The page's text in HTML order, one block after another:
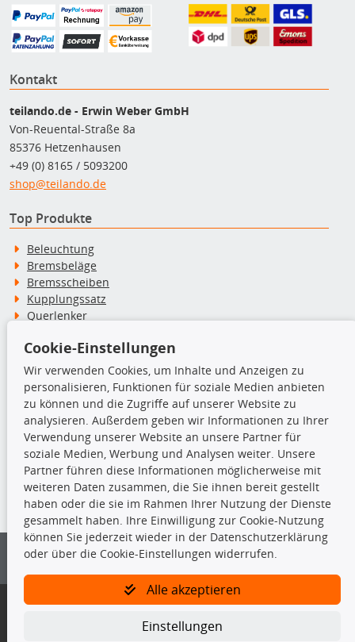
Kontakt
teilando.de - Erwin Weber GmbH
Von-Reuental-Straße 8a
85376 Hetzenhausen
+49 (0) 8165 / 5093200
shop@teilando.de
Top Produkte
Beleuchtung
Bremsbeläge
Bremsscheiben
Kupplungssatz
Querlenker
Stoßdämpfer
TecDoc Inside
Die hier angezeigten Daten insbesondere die gesamte Datenbank dürfen
nicht kopiert werden.
Es ist zu unterlassen, die Daten oder die gesamte Datenbank ohne
vorherige Zustimmung von TecDoc zu vervielfältigen, zu verbreiten
und/oder diese Handlungen durch Dritte ausführen zu lassen. Ein
Bitte prüfen Sie, ob das über unseren Onlineshop identifizierte Ersatzteil
Gegebenenfalls sind ergänzende Informationen notwendig, um
Cookie-Einstellungen
Wir verwenden Cookies, um Inhalte und Anzeigen zu
personalisieren, Funktionen für soziale Medien anbieten
zu können und die Zugriffe auf unserer Website zu
analysieren. Außerdem geben wir Informationen zu Ihrer
Verwendung unserer Website an unsere Partner für
soziale Medien, Werbung und Analysen weiter. Unsere
Partner führen diese Informationen möglicherweise mit
weiteren Daten zusammen, die Sie ihnen bereit gestellt
haben oder die sie im Rahmen Ihrer Nutzung der Dienste
gesammelt haben. Ihre Einwilligung zur Cookie-Nutzung
können Sie jederzeit wieder in der Datenschutzerklärung
oder über die Cookie-Einstellungen widerrufen.
Alle akzeptieren
Einstellungen